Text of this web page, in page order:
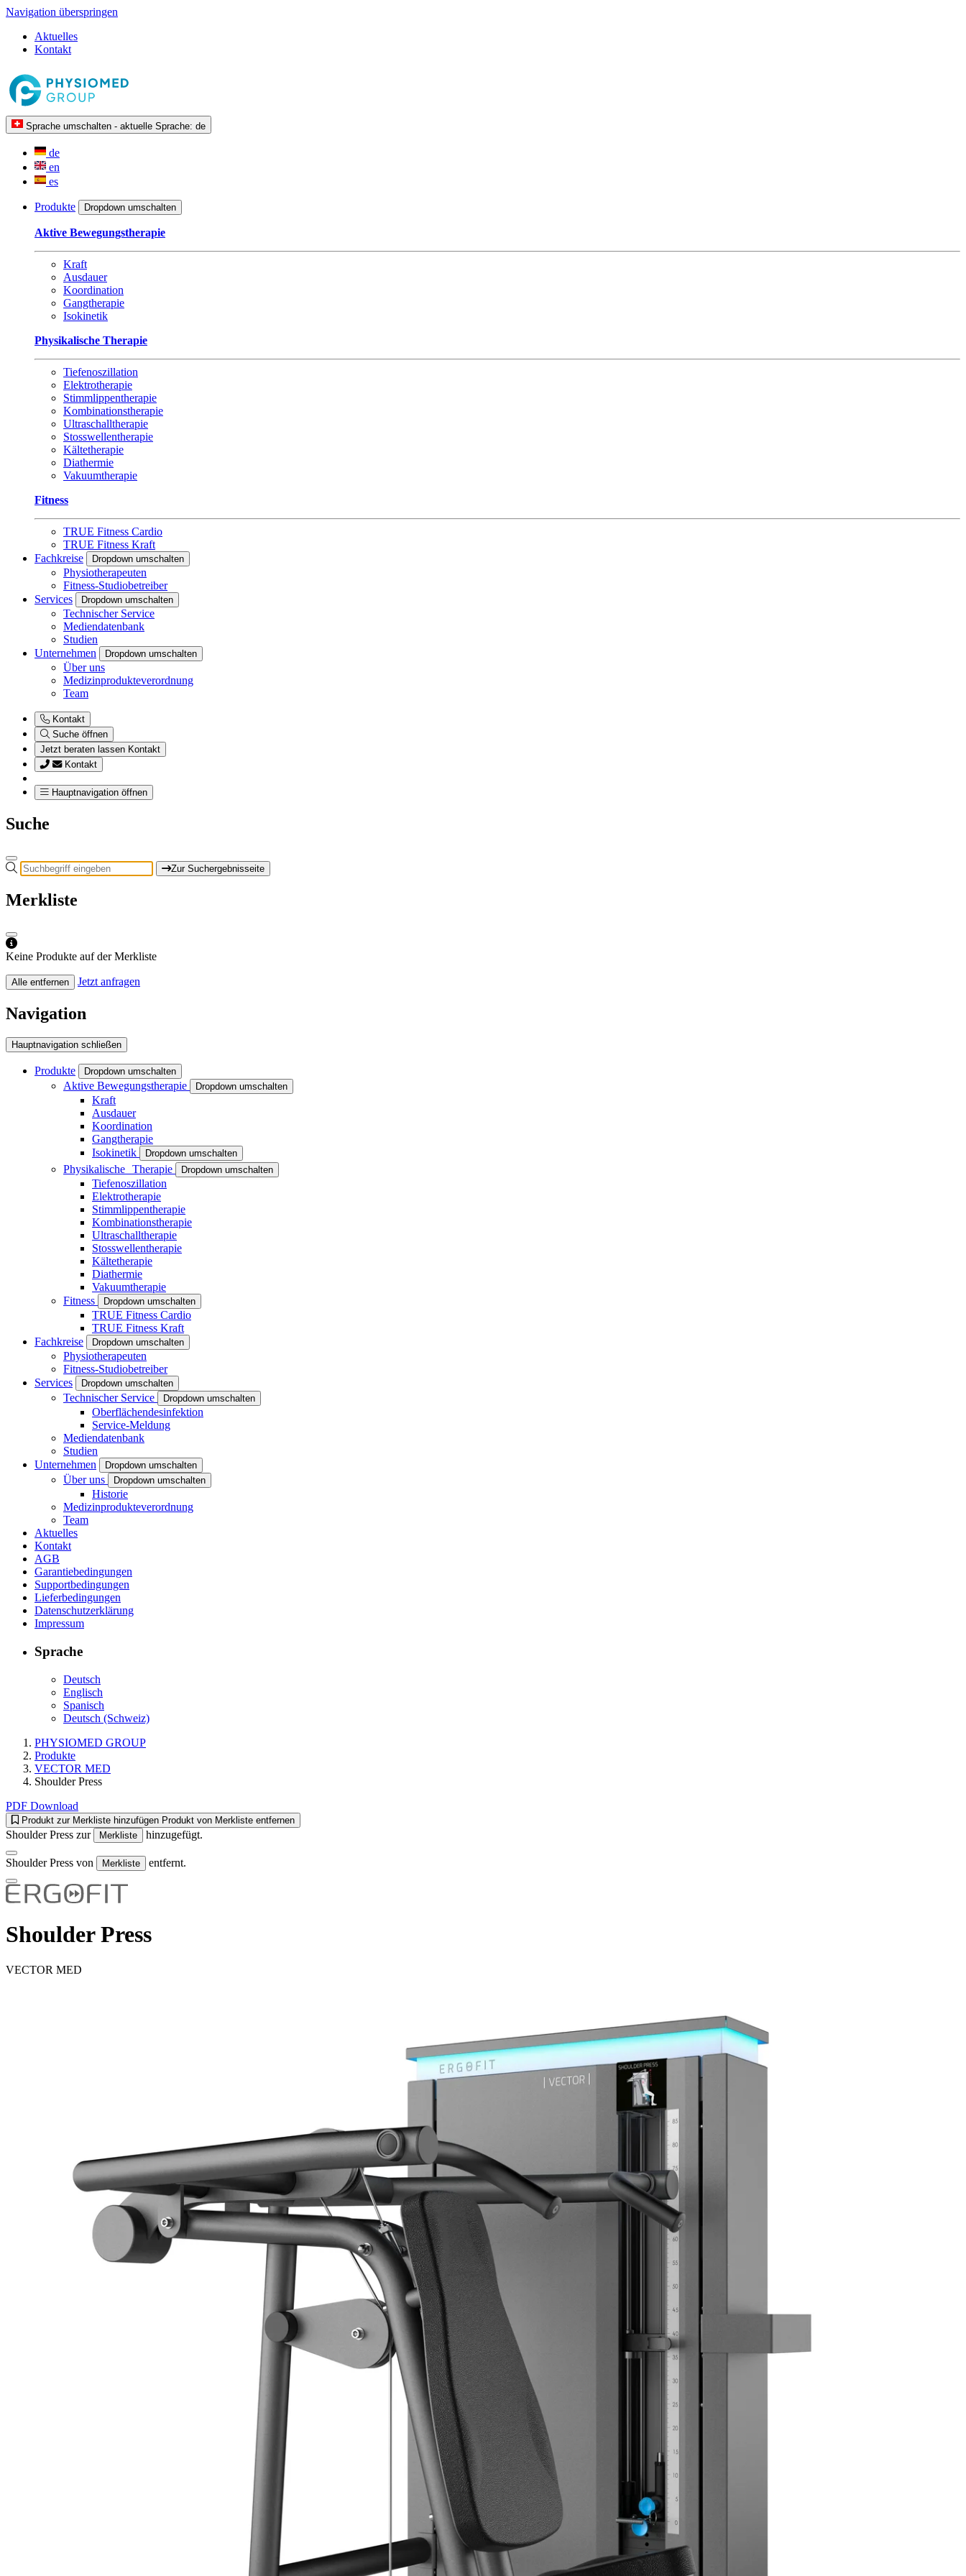
Navigation überspringen
Aktuelles
Kontakt
Sprache umschalten - aktuelle Sprache: de
de
en
es
Produkte Dropdown umschalten
Aktive Bewegungstherapie
Kraft
Ausdauer
Koordination
Gangtherapie
Isokinetik
Physikalische Therapie
Tiefenoszillation
Elektrotherapie
Stimmlippentherapie
Kombinationstherapie
Ultraschalltherapie
Stosswellentherapie
Kältetherapie
Diathermie
Vakuumtherapie
Fitness
TRUE Fitness Cardio
TRUE Fitness Kraft
Fachkreise
Dropdown umschalten
Physiotherapeuten
Fitness-Studiobetreiber
Services
Dropdown umschalten
Technischer Service
Mediendatenbank
Studien
Unternehmen
Dropdown umschalten
Über uns
Medizinprodukteverordnung
Team
Kontakt
Suche öffnen
Jetzt beraten lassen Kontakt
Kontakt
Hauptnavigation öffnen
Suche
Zur Suchergebnisseite
Merkliste
Keine Produkte auf der Merkliste
Alle entfernen Jetzt anfragen
Navigation
Hauptnavigation schließen
Produkte Dropdown umschalten
Aktive Bewegungstherapie Dropdown umschalten
Kraft
Ausdauer
Koordination
Gangtherapie
Isokinetik
Dropdown umschalten
Physikalische Therapie Dropdown umschalten
Tiefenoszillation
Elektrotherapie
Stimmlippentherapie
Kombinationstherapie
Ultraschalltherapie
Stosswellentherapie
Kältetherapie
Diathermie
Vakuumtherapie
Fitness
Dropdown umschalten
TRUE Fitness Cardio
TRUE Fitness Kraft
Fachkreise
Dropdown umschalten
Physiotherapeuten
Fitness-Studiobetreiber
Services
Dropdown umschalten
Technischer Service Dropdown umschalten
Oberflächendesinfektion
Service-Meldung
Mediendatenbank
Studien
Unternehmen
Dropdown umschalten
Über uns Dropdown umschalten
Historie
Medizinprodukteverordnung
Team
Aktuelles
Kontakt
AGB
Garantiebedingungen
Supportbedingungen
Lieferbedingungen
Datenschutzerklärung
Impressum
Sprache
Deutsch
Englisch
Spanisch
Deutsch (Schweiz)
PHYSIOMED GROUP
Produkte
VECTOR MED
Shoulder Press
PDF Download
Produkt zur Merkliste hinzufügen Produkt von Merkliste entfernen
Shoulder Press zur Merkliste hinzugefügt.
Shoulder Press von Merkliste entfernt.
Shoulder Press
VECTOR MED